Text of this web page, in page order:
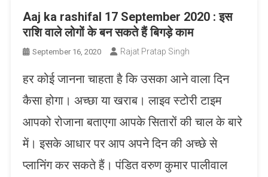
Aaj ka rashifal 17 September 2020 : इस
राशि वाले लोगों के बन सकते हैं बिगड़े काम
September 16, 2020 Rajat Pratap Singh
हर कोई जानना चाहता है कि उसका आने वाला दिन
कैसा होगा। अच्छा या खराब। लाइव स्टोरी टाइम
आपको रोजाना बताएगा आपके सितारों की चाल के बारे
में। इसके आधार पर आप अपने दिन की अच्छे से
प्लानिंग कर सकते हैं। पंडित वरुण कुमार पालीवाल